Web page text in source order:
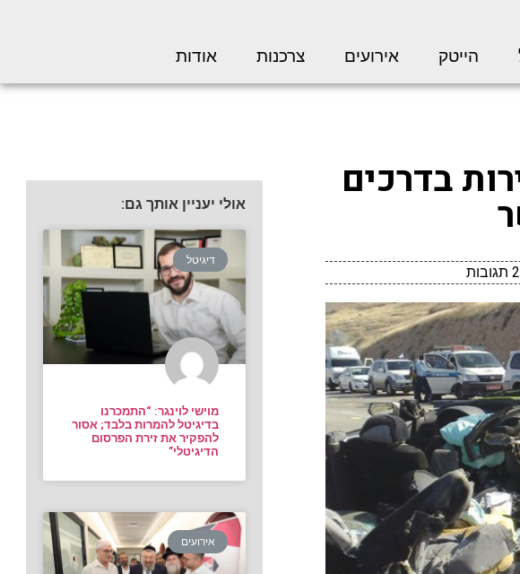
הייטק אירועים צרכנות אודות
בדרכים אולי יעניין אותך גם:
דיגיטל
מוישי לוינגר: “התמכרנו
בדיגיטל להמרות בלבד; אסור
להפקיר את זירת הפרסום
הדיגיטלי”
אירועים